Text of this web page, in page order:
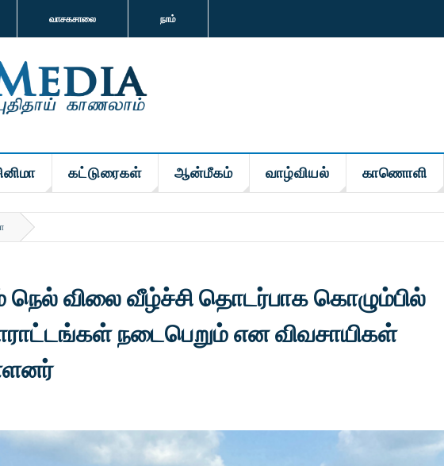
வாசகசாலை நாம்
கட்டுரைகள் ஆன்மீகம் வாழ்வியல் காணொளி
நெல் விலை வீழ்ச்சி தொடர்பாக கொழும்பில்
நடைபெறும் என விவசாயிகள்